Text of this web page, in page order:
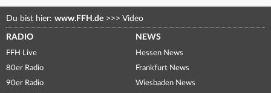
Du bist hier: www.FFH.de >>> Video
RADIO
FFH Live
80er Radio
90er Radio
NEWS
Hessen News
Frankfurt News
Wiesbaden News